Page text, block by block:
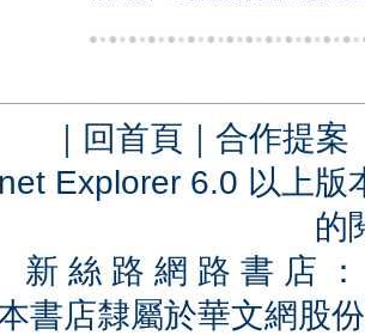
｜ 回首頁 ｜ 合作提案
Explorer 6.0 以上
的
新 絲 路 網 路 書 店
書店隸屬於華文網股